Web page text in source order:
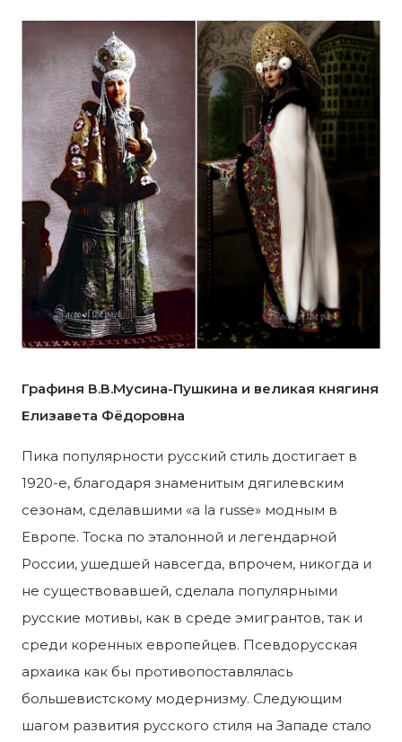
Графиня В.В.Мусина-Пушкина и великая княгиня
Елизавета Фёдоровна
Пика популярности русский стиль достигает в
1920-е, благодаря знаменитым дягилевским
сезонам, сделавшими «a la russe» модным в
Европе. Тоска по эталонной и легендарной
России, ушедшей навсегда, впрочем, никогда и
не существовавшей, сделала популярными
русские мотивы, как в среде эмигрантов, так и
среди коренных европейцев. Псевдорусская
архаика как бы противопоставлялась
большевистскому модернизму. Следующим
шагом развития русского стиля на Западе стало